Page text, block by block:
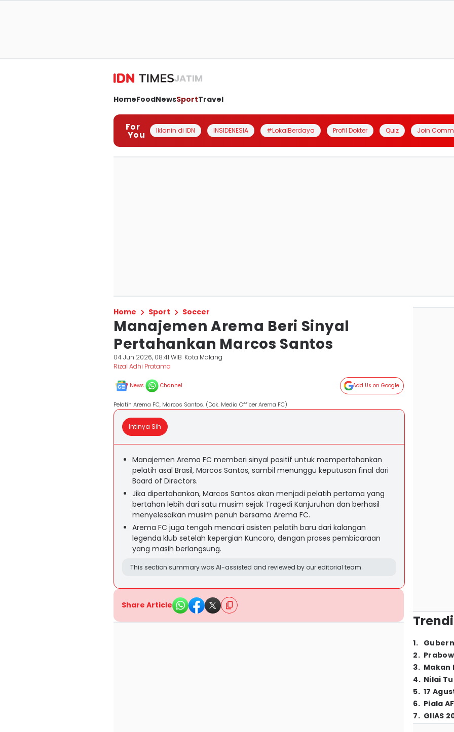
JATIM
HomeFoodNewsSportTravel
For
You Iklanin di IDN INSIDENESIA #LokalBerdaya Profil Dokter Quiz Join
Home Sport Soccer
Manajemen Arema Beri Sinyal
Pertahankan Marcos Santos
04 Jun 2026, 08:41 WIB Kota Malang
Rizal Adhi Pratama
News Channel Add Us on Google
Pelatih Arema FC, Marcos Santos. (Dok. Media Officer Arema FC)
Intinya Sih
Manajemen Arema FC memberi sinyal positif untuk mempertahankan
pelatih asal Brasil, Marcos Santos, sambil menunggu keputusan final dari
Board of Directors.
Jika dipertahankan, Marcos Santos akan menjadi pelatih pertama yang
bertahan lebih dari satu musim sejak Tragedi Kanjuruhan dan berhasil
menyelesaikan musim penuh bersama Arema FC.
Arema FC juga tengah mencari asisten pelatih baru dari kalangan
legenda klub setelah kepergian Kuncoro, dengan proses pembicaraan
yang masih berlangsung.
This section summary was AI-assisted and reviewed by our editorial team.
Share Article
1.
2.
3. Makan
4. Nilai
5. 17
6. Piala
7. GIIAS